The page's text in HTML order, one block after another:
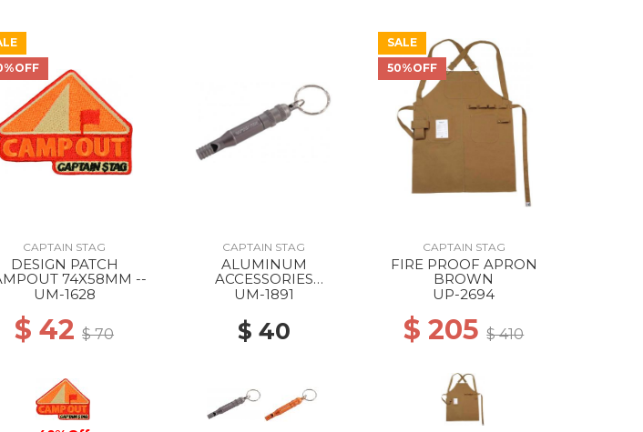
CAPTAIN STAG
DESIGN PATCH
74X58MM --
UM-1628
$ 42$ 70
CAPTAIN STAG
ALUMINUM
ACCESSORIES
EMERGENCY WHISTLE
UM-1891
$ 40
SALE
50%OFF
CAPTAIN STAG
FIRE PROOF APRON
BROWN
UP-2694
$ 205$ 410